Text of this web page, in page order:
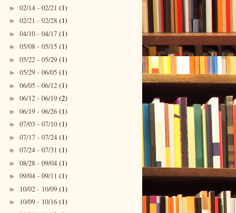
► 02/14 - 02/21 (1)
► 02/21 - 02/28 (1)
► 04/10 - 04/17 (1)
► 05/08 - 05/15 (1)
► 05/22 - 05/29 (1)
► 05/29 - 06/05 (1)
► 06/05 - 06/12 (1)
► 06/12 - 06/19 (2)
► 06/19 - 06/26 (1)
► 07/03 - 07/10 (1)
► 07/17 - 07/24 (1)
► 07/24 - 07/31 (1)
► 08/28 - 09/04 (1)
► 09/04 - 09/11 (1)
► 10/02 - 10/09 (1)
► 10/09 - 10/16 (1)